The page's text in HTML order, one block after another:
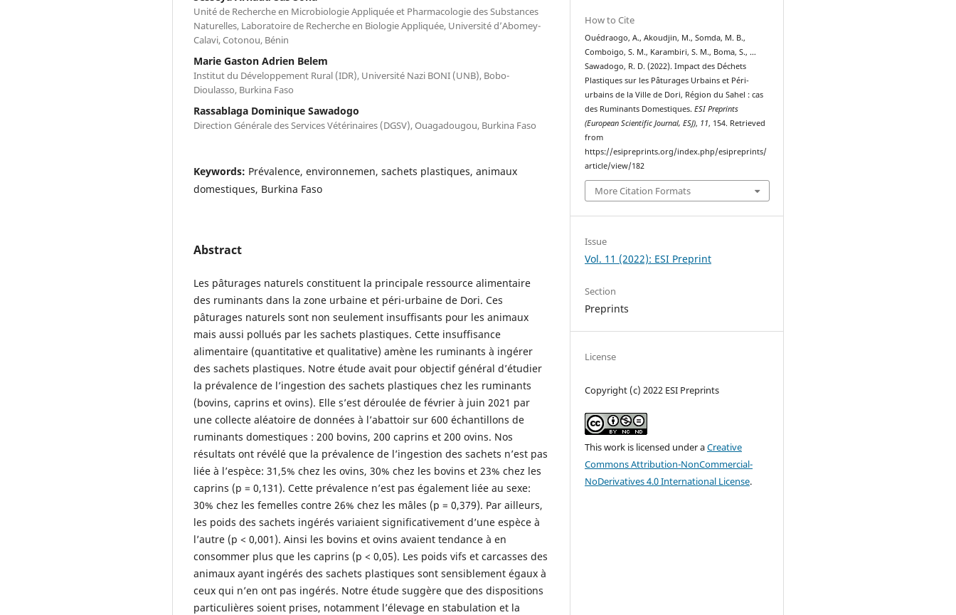
Unité de Recherche en Microbiologie Appliquée et Pharmacologie des Substances
Naturelles, Laboratoire de Recherche en Biologie Appliquée, Université d’Abomey-
Calavi, Cotonou, Bénin
Marie Gaston Adrien Belem
Institut du Développement Rural (IDR), Université Nazi BONI (UNB), Bobo-
Dioulasso, Burkina Faso
Rassablaga Dominique Sawadogo
Direction Générale des Services Vétérinaires (DGSV), Ouagadougou, Burkina Faso
Keywords: Prévalence, environnemen, sachets plastiques, animaux
domestiques, Burkina Faso
Abstract
Les pâturages naturels constituent la principale ressource alimentaire
des ruminants dans la zone urbaine et péri-urbaine de Dori. Ces
pâturages naturels sont non seulement insuffisants pour les animaux
mais aussi pollués par les sachets plastiques. Cette insuffisance
alimentaire (quantitative et qualitative) amène les ruminants à ingérer
des sachets plastiques. Notre étude avait pour objectif général d’étudier
la prévalence de l’ingestion des sachets plastiques chez les ruminants
(bovins, caprins et ovins). Elle s’est déroulée de février à juin 2021 par
une collecte aléatoire de données à l’abattoir sur 600 échantillons de
ruminants domestiques : 200 bovins, 200 caprins et 200 ovins. Nos
résultats ont révélé que la prévalence de l’ingestion des sachets n’est pas
liée à l’espèce: 31,5% chez les ovins, 30% chez les bovins et 23% chez les
caprins (p = 0,131). Cette prévalence n’est pas également liée au sexe:
30% chez les femelles contre 26% chez les mâles (p = 0,379). Par ailleurs,
les poids des sachets ingérés variaient significativement d’une espèce à
l’autre (p < 0,001). Ainsi les bovins et ovins avaient tendance à en
consommer plus que les caprins (p < 0,05). Les poids vifs et carcasses des
animaux ayant ingérés des sachets plastiques sont sensiblement égaux à
ceux qui n’en ont pas ingérés. Notre étude suggère que des dispositions
particulières soient prises, notamment l’élevage en stabulation et la
How to Cite
Ouédraogo, A., Akoudjin, M., Somda, M. B.,
Comboigo, S. M., Karambiri, S. M., Boma, S., …
Sawadogo, R. D. (2022). Impact des Déchets
Plastiques sur les Pâturages Urbains et Péri-
urbains de la Ville de Dori, Région du Sahel : cas
des Ruminants Domestiques.ESI Preprints
(European Scientific Journal, ESJ), 11, 154. Retrieved
from
https://esipreprints.org/index.php/esipreprints/
article/view/182
More Citation Formats
Issue
Vol. 11 (2022): ESI Preprint
Section
Preprints
License
Copyright (c) 2022 ESI Preprints
This work is licensed under aCreative
Commons Attribution-NonCommercial-
NoDerivatives 4.0 International License.